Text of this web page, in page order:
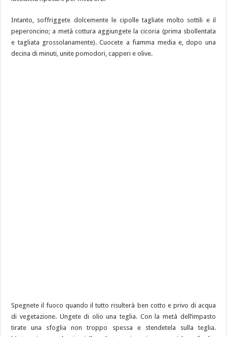
Intanto, soffriggete dolcemente le cipolle tagliate molto sottili e il
peperoncino; a metà cottura aggiungete la cicoria (prima sbollentata
e tagliata grossolanamente). Cuocete a fiamma media e, dopo una
decina di minuti, unite pomodori, capperi e olive.
Spegnete il fuoco quando il tutto risulterà ben cotto e privo di acqua
di vegetazione. Ungete di olio una teglia. Con la metà dell’impasto
tirate una sfoglia non troppo spessa e stendetela sulla teglia.